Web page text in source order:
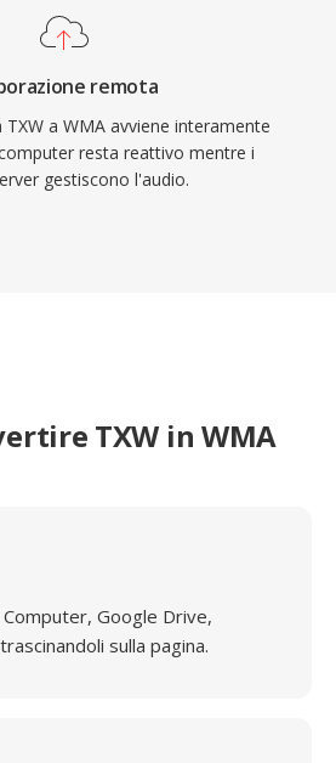
remota
a WMA avviene interamente
resta reattivo mentre i
gestiscono l'audio.
TXW in WMA
Google Drive,
sulla pagina.